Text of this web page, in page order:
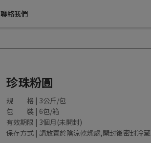
聯絡我們
珍珠粉圓
規 格 | 3公斤/包
包 裝 | 6包/箱
有效期限 | 3個月(未開封)
保存方式 | 請放置於陰涼乾燥處,開封後密封冷藏